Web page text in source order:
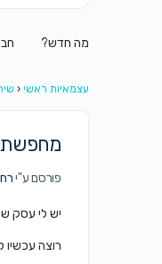
מה חדש?
עצמאיות ראשי ‹
מחפשת
פורסם ע"י
יש לי עסק
רוצה עכשיו